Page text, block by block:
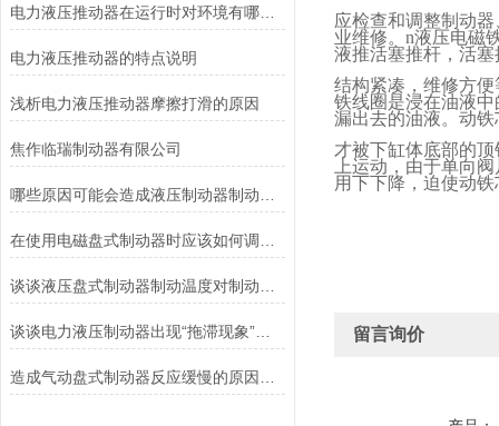
电力液压推动器在运行时对环境有哪些要求？
电力液压推动器的特点说明
浅析电力液压推动器摩擦打滑的原因
焦作临瑞制动器有限公司
谈谈电力液压制动器出现“拖滞现象”的原因及解决方法
应检查和调整制动
业维修。 n液压电磁
液推活塞推杆，活
结构紧凑，维修方
铁线圈是浸在油液
漏出去的油液。动
才被下缸体底部的
上运动，由于单向
用下下降，迫使动
留言询价